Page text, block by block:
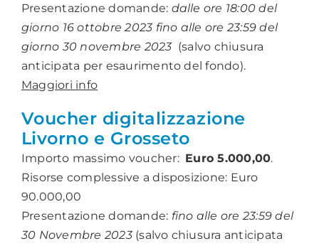
Presentazione domande: dalle ore 18:00 del
giorno 16 ottobre 2023 fino alle ore 23:59 del
giorno 30 novembre 2023 (salvo chiusura
anticipata per esaurimento del fondo).
Maggiori info
Voucher digitalizzazione
Livorno e Grosseto
Importo massimo voucher: Euro 5.000,00.
Risorse complessive a disposizione: Euro
90.000,00
Presentazione domande: fino alle ore 23:59 del
30 Novembre 2023(salvo chiusura anticipata